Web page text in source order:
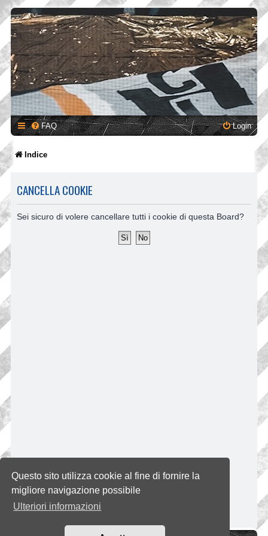
Questo sito utilizza cookie al fine di fornire la
migliore navigazione possibile
Ulteriori informazioni
FAQ Login
Indice
CANCELLA COOKIE
Sei sicuro di volere cancellare tutti i cookie di questa Board?